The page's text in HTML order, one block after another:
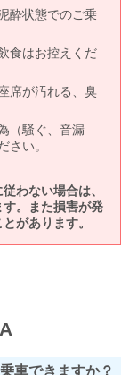
酔状態でのご乗
食はお控えくだ
席が汚れる、臭
（騒ぐ、音漏
さい。
わない場合は、
。また損害が発
があります。
車できますか？